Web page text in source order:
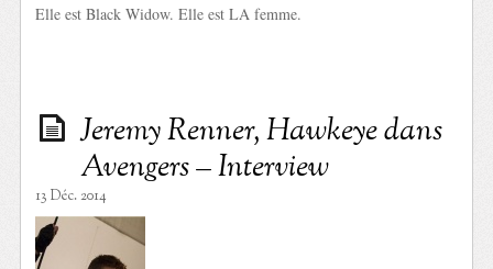
Elle est Black Widow. Elle est LA femme.
Jeremy Renner, Hawkeye dans
Avengers – Interview
13 Déc. 2014